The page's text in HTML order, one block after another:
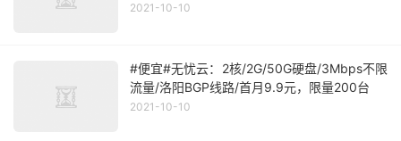
2021-10-10
#便宜#无忧云：2核/2G/50G硬盘/3Mbps不限
流量/洛阳BGP线路/首月9.9元，限量200台
2021-10-10